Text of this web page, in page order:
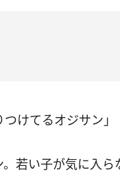
けてるオジサン
若い子が気に入ら